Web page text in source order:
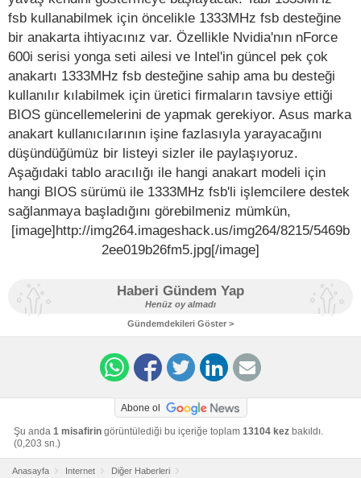
fsb kullanabilmek için öncelikle 1333MHz fsb desteğine
bir anakarta ihtiyacınız var. Özellikle Nvidia'nın nForce
600i serisi yonga seti ailesi ve Intel'in güncel pek çok
anakartı 1333MHz fsb desteğine sahip ama bu desteği
kullanılır kılabilmek için üretici firmaların tavsiye ettiği
BIOS güncellemelerini de yapmak gerekiyor. Asus marka
anakart kullanıcılarının işine fazlasıyla yarayacağını
düşündüğümüz bir listeyi sizler ile paylaşıyoruz.
Aşağıdaki tablo aracılığı ile hangi anakart modeli için
hangi BIOS sürümü ile 1333MHz fsb'li işlemcilere destek
sağlanmaya başladığını görebilmeniz mümkün,
[image]http://img264.imageshack.us/img264/8215/5469b
2ee019b26fm5.jpg[/image]
Haberi Gündem Yap
Henüz oy almadı
Gündemdekileri Göster >
Abone ol
Şu anda 1 misafirin görüntülediği bu içeriğe toplam 13104 kez bakıldı.
(0,203 sn.)
Anasayfa Internet
Diğer Haberleri